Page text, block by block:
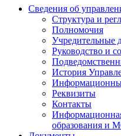
Сведения об
Структура и
Полномочия
Учредительные
Руководство и
История
Реквизиты
Контакты
образования и